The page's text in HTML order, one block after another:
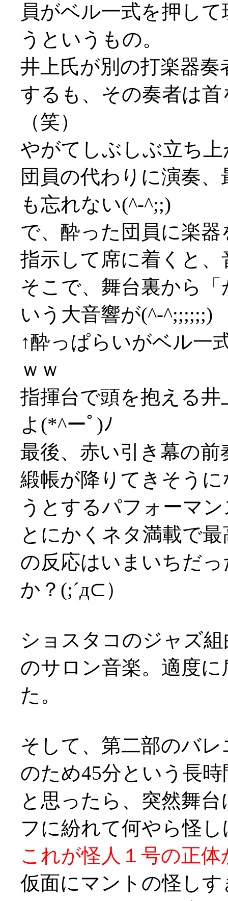
員がベル一式を押し
うというもの。
井上氏が別の打楽器
するも、その奏者は
（笑）
やがてしぶしぶ立ち
団員の代わりに演奏
も忘れない(^-^;;)
で、酔った団員に楽
指示して席に着くと
そこで、舞台裏から
いう大音響が(^-^;;;;;;)
↑酔っぱらいがベル一
ｗｗ
指揮台で頭を抱える
よ(*^ーﾟ)ﾉ
最後、赤い引き幕の
緞帳が降りてきそう
うとするパフォーマ
とにかくネタ満載で
の反応はいまいちだ
か？(;´д⊂）
ショスタコのジャズ
のサロン音楽。適度
た。
そして、第二部のバ
のため45分という長
と思ったら、突然舞
フに紛れて何やら怪
これが怪人１号の正体
仮面にマントの怪し